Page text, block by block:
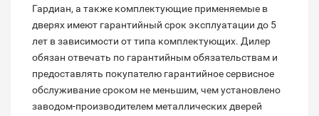
Гардиан, а также комплектующие применяемые в
дверях имеют гарантийный срок эксплуатации до 5
лет в зависимости от типа комплектующих. Дилер
обязан отвечать по гарантийным обязательствам и
предоставлять покупателю гарантийное сервисное
обслуживание сроком не меньшим, чем установлено
заводом-производителем металлических дверей